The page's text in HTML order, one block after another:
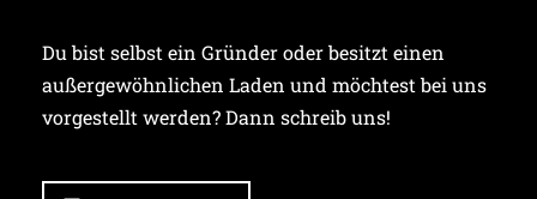
Du bist selbst ein Gründer oder besitzt einen
außergewöhnlichen Laden und möchtest bei uns
vorgestellt werden? Dann schreib uns!